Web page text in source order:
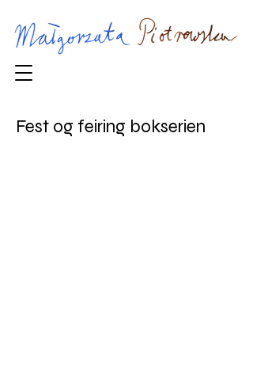
Fest og feiring bokserien